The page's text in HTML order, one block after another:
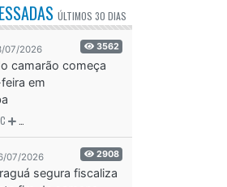
ÚLTIMOS 30 DIAS
07/2026 3562
camarão começa
em
07/2026 2908
segura fiscaliza